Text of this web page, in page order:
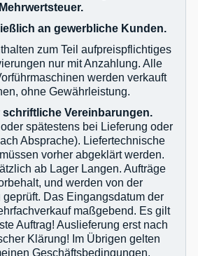
Mehrwertsteuer.
an gewerbliche Kunden.
zum Teil aufpreispflichtiges
nur mit Anzahlung. Alle
werden verkauft
ohne Gewährleistung.
schriftliche Vereinbarungen.
spätestens bei Lieferung oder
Absprache). Liefertechnische
vorher abgeklärt werden.
ab Lager Langen. Aufträge
und werden von der
Das Eingangsdatum der
maßgebend. Es gilt
Auftrag! Auslieferung erst nach
Klärung! Im Übrigen gelten
Geschäftsbedingungen.